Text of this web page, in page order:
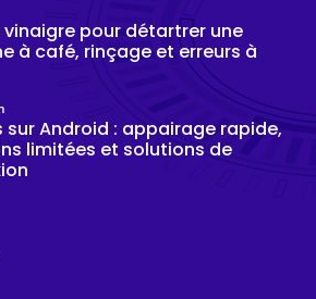
vinaigre pour détartrer une
à café, rinçage et erreurs à
sur Android : appairage rapide,
limitées et solutions de